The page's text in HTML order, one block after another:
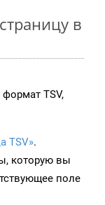
в
TSV,
TSV».
которую вы
поле